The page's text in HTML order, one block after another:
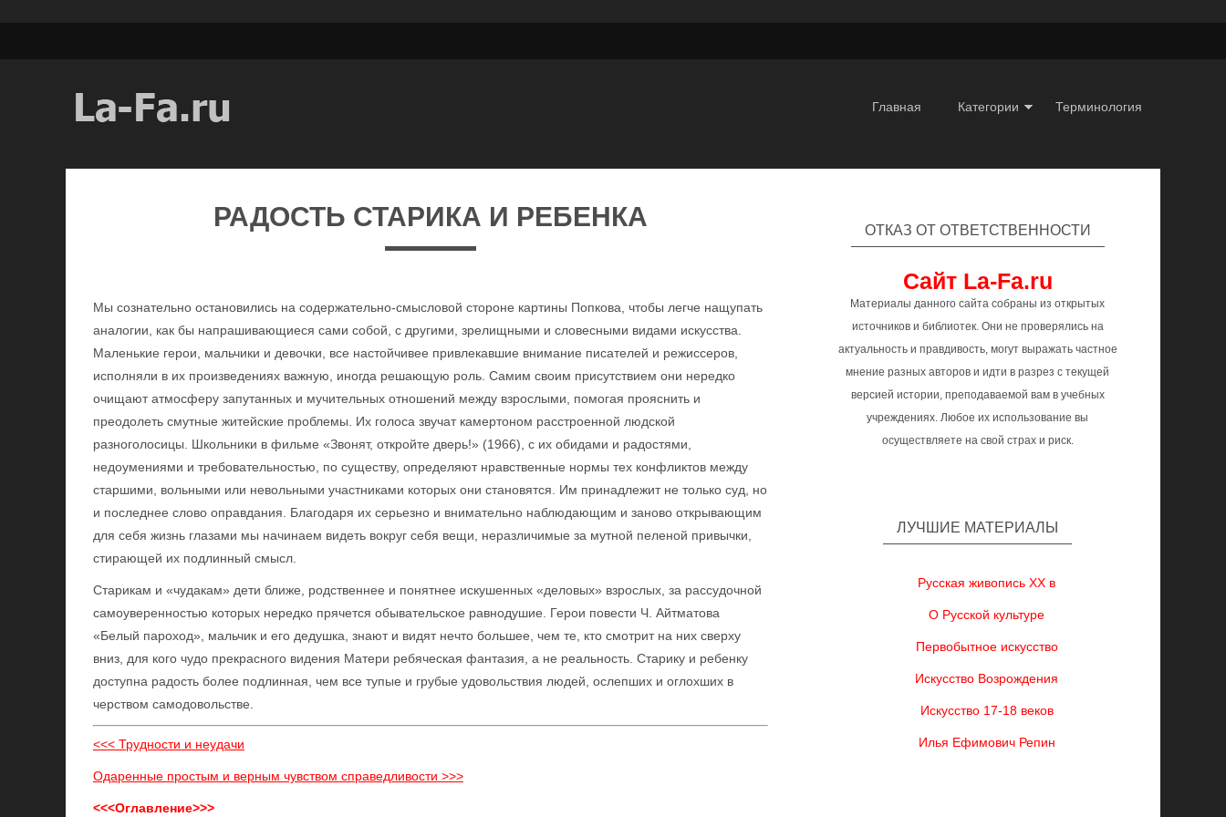
Главная Категории Терминология
РАДОСТЬ СТАРИКА И РЕБЕНКА
Мы сознательно остановились на содержательно-смысловой стороне картины Попкова, чтобы легче нащупать
аналогии, как бы напрашивающиеся сами собой, с другими, зрелищными и словесными видами искусства.
Маленькие герои, мальчики и девочки, все настойчивее привлекавшие внимание писателей и режиссеров,
исполняли в их произведениях важную, иногда решающую роль. Самим своим присутствием они нередко
очищают атмосферу запутанных и мучительных отношений между взрослыми, помогая прояснить и
преодолеть смутные житейские проблемы. Их голоса звучат камертоном расстроенной людской
разноголосицы. Школьники в фильме «Звонят, откройте дверь!» (1966), с их обидами и радостями,
недоумениями и требовательностью, по существу, определяют нравственные нормы тех конфликтов между
старшими, вольными или невольными участниками которых они становятся. Им принадлежит не только суд, но
и последнее слово оправдания. Благодаря их серьезно и внимательно наблюдающим и заново открывающим
для себя жизнь глазами мы начинаем видеть вокруг себя вещи, неразличимые за мутной пеленой привычки,
стирающей их подлинный смысл.
Старикам и «чудакам» дети ближе, родственнее и понятнее искушенных «деловых» взрослых, за рассудочной
самоуверенностью которых нередко прячется обывательское равнодушие. Герои повести Ч. Айтматова
«Белый пароход», мальчик и его дедушка, знают и видят нечто большее, чем те, кто смотрит на них сверху
вниз, для кого чудо прекрасного видения Матери ребяческая фантазия, а не реальность. Старику и ребенку
доступна радость более подлинная, чем все тупые и грубые удовольствия людей, ослепших и оглохших в
черством самодовольстве.
<<< Трудности и неудачи
Одаренные простым и верным чувством справедливости >>>
<<<Оглавление>>>
ОТКАЗ ОТ ОТВЕТСТВЕННОСТИ
Сайт La-Fa.ru
Материалы данного сайта собраны из открытых
источников и библиотек. Они не проверялись на
актуальность и правдивость, могут выражать частное
мнение разных авторов и идти в разрез с текущей
версией истории, преподаваемой вам в учебных
учреждениях. Любое их использование вы
осуществляете на свой страх и риск.
ЛУЧШИЕ МАТЕРИАЛЫ
Русская живопись XX в
О Русской культуре
Первобытное искусство
Искусство Возрождения
Искусство 17-18 веков
Илья Ефимович Репин